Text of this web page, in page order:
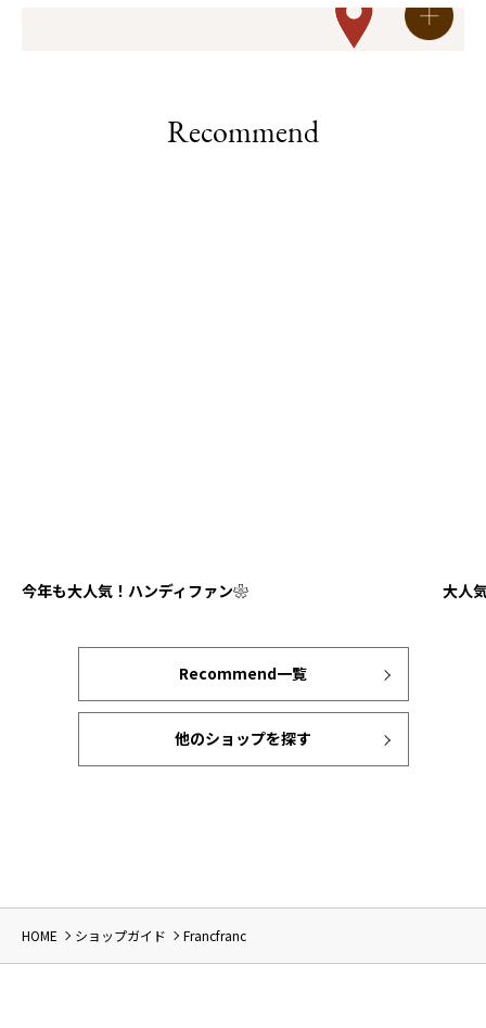
Recommend
今年も大人気！ハンディファン❀ 大人
Recommend一覧
他のショップを探す
HOME ショップガイド Francfranc